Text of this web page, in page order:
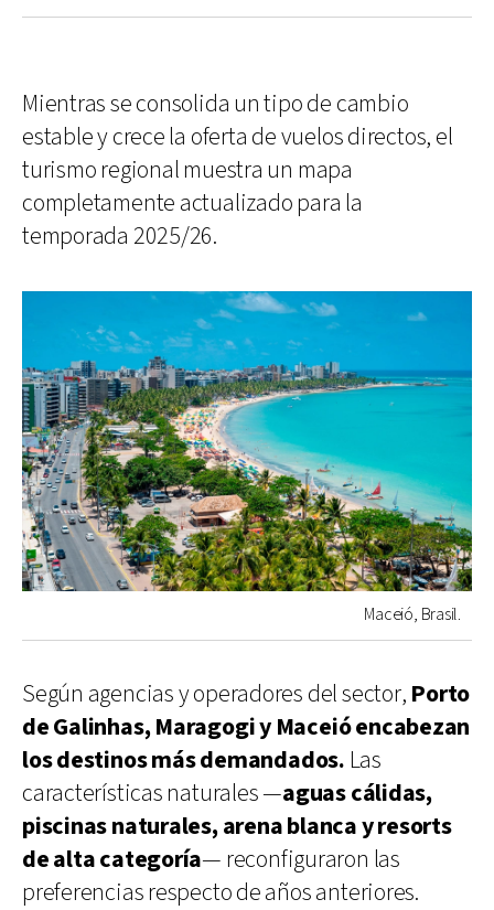
Mientras se consolida un tipo de cambio
estable y crece la oferta de vuelos directos, el
turismo regional muestra un mapa
completamente actualizado para la
temporada 2025/26.
Maceió, Brasil.
Según agencias y operadores del sector, Porto
de Galinhas, Maragogi y Maceió encabezan
los destinos más demandados. Las
características naturales —aguas cálidas,
piscinas naturales, arena blanca y resorts
de alta categoría— reconfiguraron las
preferencias respecto de años anteriores.